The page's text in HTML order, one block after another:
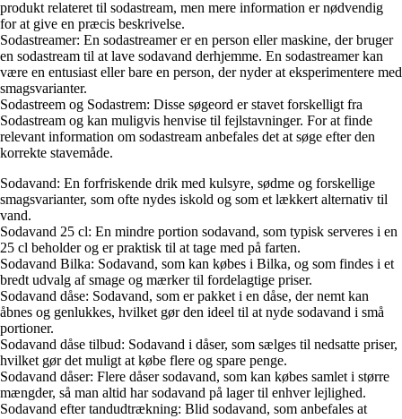
produkt relateret til sodastream, men mere information er nødvendig
for at give en præcis beskrivelse.
Sodastreamer: En sodastreamer er en person eller maskine, der bruger
en sodastream til at lave sodavand derhjemme. En sodastreamer kan
være en entusiast eller bare en person, der nyder at eksperimentere med
smagsvarianter.
Sodastreem og Sodastrem: Disse søgeord er stavet forskelligt fra
Sodastream og kan muligvis henvise til fejlstavninger. For at finde
relevant information om sodastream anbefales det at søge efter den
korrekte stavemåde.
Sodavand: En forfriskende drik med kulsyre, sødme og forskellige
smagsvarianter, som ofte nydes iskold og som et lækkert alternativ til
vand.
Sodavand 25 cl: En mindre portion sodavand, som typisk serveres i en
25 cl beholder og er praktisk til at tage med på farten.
Sodavand Bilka: Sodavand, som kan købes i Bilka, og som findes i et
bredt udvalg af smage og mærker til fordelagtige priser.
Sodavand dåse: Sodavand, som er pakket i en dåse, der nemt kan
åbnes og genlukkes, hvilket gør den ideel til at nyde sodavand i små
portioner.
Sodavand dåse tilbud: Sodavand i dåser, som sælges til nedsatte priser,
hvilket gør det muligt at købe flere og spare penge.
Sodavand dåser: Flere dåser sodavand, som kan købes samlet i større
mængder, så man altid har sodavand på lager til enhver lejlighed.
Sodavand efter tandudtrækning: Blid sodavand, som anbefales at